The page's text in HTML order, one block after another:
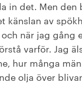
in det. Men den
känslan av
och när jag gång
varför. Jag
hur många
olja över